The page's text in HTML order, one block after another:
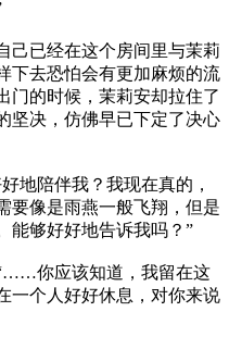
已经在这个房间里与茉莉
下去恐怕会有更加麻烦的流
门的时候，茉莉安却拉住了
坚决，仿佛早已下定了决心
陪伴我？我现在真的，
像是雨燕一般飞翔，但是
能够好好地告诉我吗？”
你应该知道，我留在这
一个人好好休息，对你来说